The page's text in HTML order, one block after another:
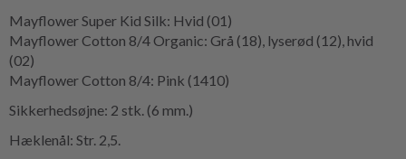
Mayflower Super Kid Silk: Hvid (01)
Mayflower Cotton 8/4 Organic: Grå (18), lyserød (12), hvid
(02)
Mayflower Cotton 8/4: Pink (1410)
Sikkerhedsøjne: 2 stk. (6 mm.)
Hæklenål: Str. 2,5.